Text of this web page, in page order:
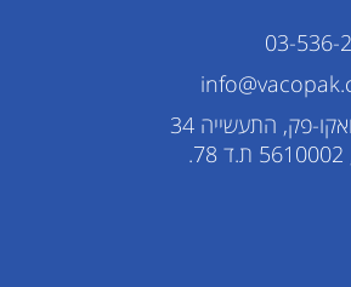
03-536-
בית ואקו-פק, התעשייה 34